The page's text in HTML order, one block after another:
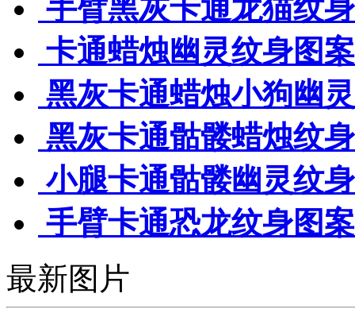
手臂黑灰卡通龙猫纹
卡通蜡烛幽灵纹身图案
黑灰卡通蜡烛小狗幽
黑灰卡通骷髅蜡烛纹
小腿卡通骷髅幽灵纹
手臂卡通恐龙纹身图案
最新图片